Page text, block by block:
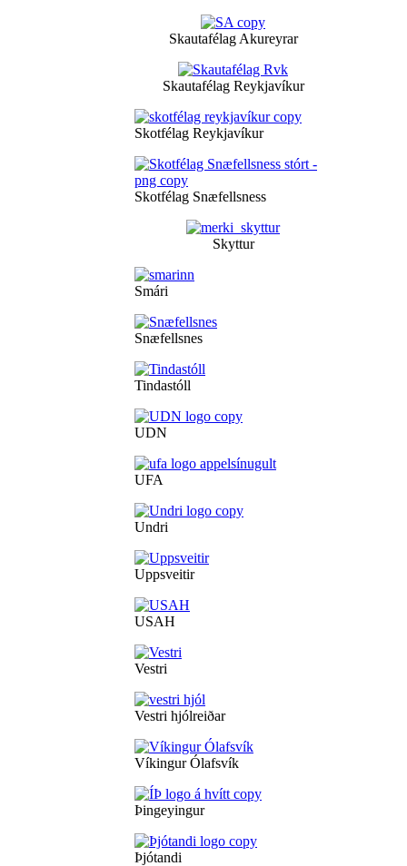
Skautafélag Akureyrar
Skautafélag Reykjavíkur
Skotfélag Reykjavíkur
Skotfélag Snæfellsness
Skyttur
Smári
Snæfellsnes
Tindastóll
UDN
UFA
Undri
Uppsveitir
USAH
Vestri
Vestri hjólreiðar
Víkingur Ólafsvík
Þingeyingur
Þjótandi